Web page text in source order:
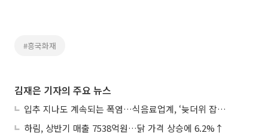
#흥국화재
김재은 기자의 주요 뉴스
입추 지나도 계속되는 폭염…식음료업계, ‘늦더위 잡기’ 전력 투구
하림, 상반기 매출 7538억원…닭 가격 상승에 6.2%↑